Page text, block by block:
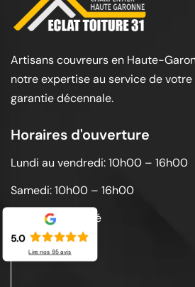
Artisans couvreurs en Haute-
notre expertise au service de
garantie décennale.
Horaires d'ouverture
Lundi au vendredi: 10h00 – 16h00
Samedi: 10h00 – 16h00
Dimanche: Fermé
5.0
Lire nos 95avis